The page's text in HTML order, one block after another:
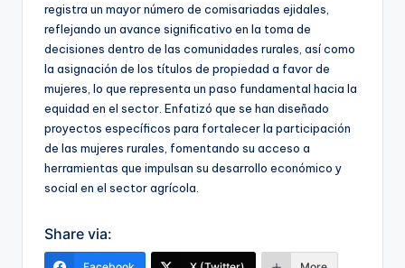
registra un mayor número de comisariadas ejidales,
reflejando un avance significativo en la toma de
decisiones dentro de las comunidades rurales, así como
la asignación de los títulos de propiedad a favor de
mujeres, lo que representa un paso fundamental hacia la
equidad en el sector. Enfatizó que se han diseñado
proyectos específicos para fortalecer la participación
de las mujeres rurales, fomentando su acceso a
herramientas que impulsan su desarrollo económico y
social en el sector agrícola.
Share via: